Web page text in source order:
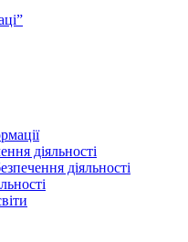
діяльності
діяльності